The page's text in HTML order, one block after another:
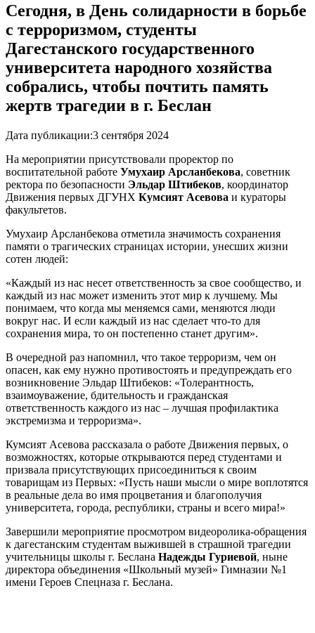
Сегодня, в День солидарности в борьбе
с терроризмом, студенты
Дагестанского государственного
университета народного хозяйства
собрались, чтобы почтить память
жертв трагедии в г. Беслан
Дата публикации:3 сентября 2024
На мероприятии присутствовали проректор по
воспитательной работе Умухаир Арсланбекова, советник
ректора по безопасности Эльдар Штибеков, координатор
Движения первых ДГУНХ Кумсият Асевова и кураторы
факультетов.
Умухаир Арсланбекова отметила значимость сохранения
памяти о трагических страницах истории, унесших жизни
сотен людей:
«Каждый из нас несет ответственность за свое сообщество, и
каждый из нас может изменить этот мир к лучшему. Мы
понимаем, что когда мы меняемся сами, меняются люди
вокруг нас. И если каждый из нас сделает что-то для
сохранения мира, то он постепенно станет другим».
В очередной раз напомнил, что такое терроризм, чем он
опасен, как ему нужно противостоять и предупреждать его
возникновение Эльдар Штибеков: «Толерантность,
взаимоуважение, бдительность и гражданская
ответственность каждого из нас – лучшая профилактика
экстремизма и терроризма».
Кумсият Асевова рассказала о работе Движения первых, о
возможностях, которые открываются перед студентами и
призвала присутствующих присоединиться к своим
товарищам из Первых: «Пусть наши мысли о мире воплотятся
в реальные дела во имя процветания и благополучия
университета, города, республики, страны и всего мира!»
Завершили мероприятие просмотром видеоролика-обращения
к дагестанским студентам выжившей в страшной трагедии
учительницы школы г. Беслана Надежды Гуриевой, ныне
директора объединения «Школьный музей» Гимназии №1
имени Героев Спецназа г. Беслана.